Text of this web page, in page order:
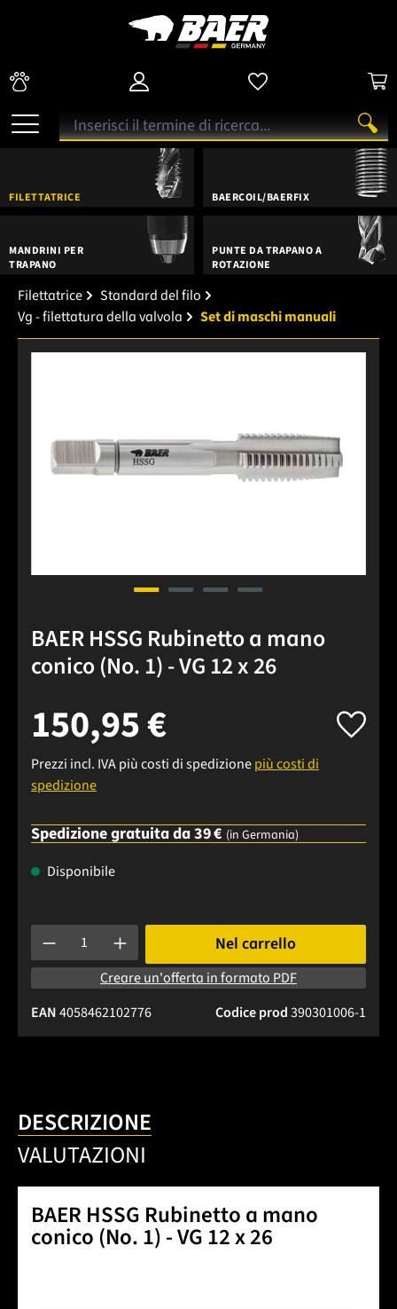
FILETTATRICE BAERCOIL/BAERFIX
MANDRINI PER
TRAPANO
PUNTE DA TRAPANO A
ROTAZIONE
Filettatrice
Standard del filo
Vg - filettatura della valvola
Set di maschi manuali
BAER HSSG Rubinetto a mano
conico (No. 1) - VG 12 x 26
150,95 €
Prezzi incl. IVA più costi di spedizionepiù costi di
spedizione
Spedizione gratuita da 39 € (in Germania)
Disponibile
Quantità del prodotto: inserisci la quantità desiderata o
Nel carrello
Creare un'offerta in formato PDF
Codice prod390301006-1
EAN4058462102776
DESCRIZIONE
VALUTAZIONI
BAER HSSG Rubinetto a mano
conico (No. 1) - VG 12 x 26